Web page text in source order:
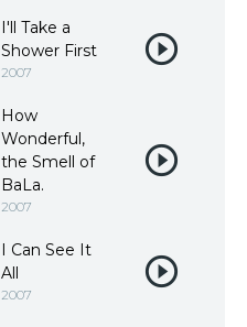
I'll Take a
Shower First
2007
How
Wonderful,
the Smell of
BaLa.
2007
I Can See It
All
2007